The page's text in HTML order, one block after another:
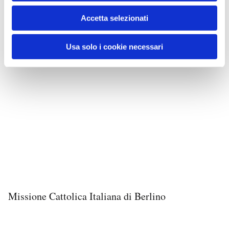
Accetta selezionati
Usa solo i cookie necessari
Missione Cattolica Italiana di Berlino